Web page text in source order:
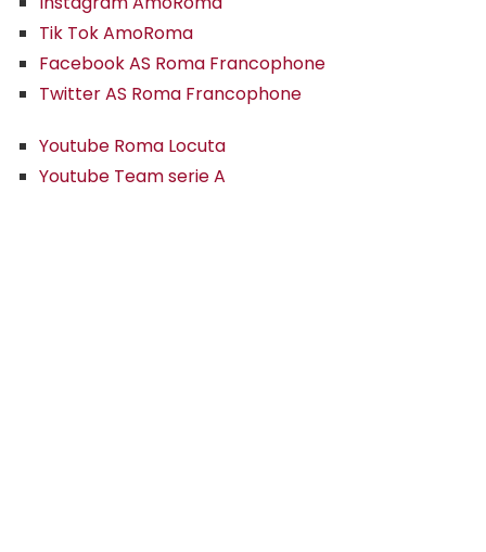
Tik Tok AmoRoma
Facebook AS Roma Francophone
Twitter AS Roma Francophone
Youtube Roma Locuta
Youtube Team serie A